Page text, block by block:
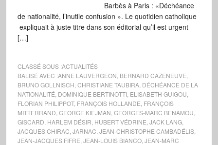
Barbès à Paris : «Déchéance
de nationalité, l’inutile confusion ». Le quotidien catholique
expliquait à juste titre dans son éditorial qu’il est urgent
[…]
CLASSÉ SOUS :ACTUALITÉS
BALISÉ AVEC :ANNE LAUVERGEON BERNARD CAZENEUVE
BRUNO GOLLNISCH CHRISTIANE TAUBIRA, DÉCHÉANCE DE LA
NATIONALITÉ DOMINIQUE BERTINOTTI, ELISABETH GUIGOU
FLORIAN PHILIPPOT, FRANÇOIS HOLLANDE FRANÇOIS
MITTERRAND GEORGE KIEJMAN GEORGES-MARC BENAMOU
GISCARD HARLEM DÉSIR HUBERT VÉDRINE JACK LANG,
JACQUES CHIRAC JARNAC JEAN-CHRISTOPHE CAMBADÉLIS,
JEAN-JACQUES FIFRE JEAN-LOUIS BIANCO, JEAN-MARC